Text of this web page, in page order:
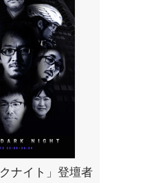
ナイト」登壇者